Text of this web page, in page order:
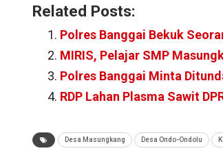
Related Posts:
Polres Banggai Bekuk
MIRIS, Pelajar SMP
Polres Banggai Minta
RDP Lahan Plasma Sawit
Desa Masungkang Desa Ondo-Ondolu